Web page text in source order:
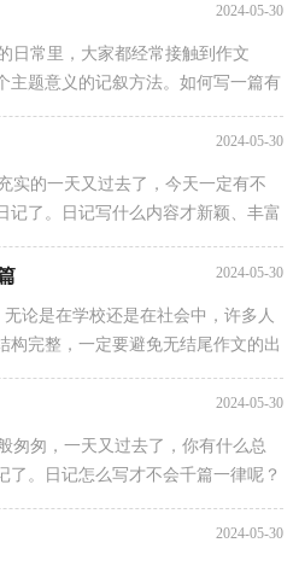
2024-05-30
常里，大家都经常接触到作文
主题意义的记叙方法。如何写一篇有
2024-05-30
的一天又过去了，今天一定有不
记了。日记写什么内容才新颖、丰富
的日记，仅供参考，欢迎...
2024-05-30
论是在学校还是在社会中，许多人
构完整，一定要避免无结尾作文的出
2024-05-30
匆，一天又过去了，你有什么总
了。日记怎么写才不会千篇一律呢？
日记，仅供参考，希望能够...
2024-05-30